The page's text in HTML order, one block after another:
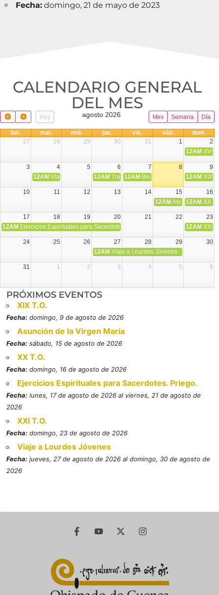
Fecha: domingo, 21 de mayo de 2023
CALENDARIO GENERAL
DEL MES​
Hoy Mes Semana Día
agosto 2026
lun. mar. mié. jue. vie. sáb.
dom.
27
28 29 30 31 1
2
12AM XVIII
3 4 5 6 7 8
9
12AM Viaje Diocesano a Japón.
12AM Transfiguración del Señor
12AM Beatos Cruz Laplana,
12AM XIX
10 11 12 13 14 15
16
12AM Asunción de la
12AM XX
17 18 19 20 21 22
23
12AM Ejercicios Espirituales para Sacerdotes. Priego. 12AM XXI
24 25 26 27 28 29
30
12AM Viaje a Lourdes Jóvenes
31 1 2 3 4 5 6
PRÓXIMOS EVENTOS
XIX T.O.
Fecha: domingo, 9 de agosto de 2026
Asunción de la Virgen María
Fecha: sábado, 15 de agosto de 2026
XX T.O.
Fecha: domingo, 16 de agosto de 2026
Ejercicios Espirituales para Sacerdotes. Priego.
Fecha: lunes, 17 de agosto de 2026 al viernes, 21 de agosto de
2026
XXI T.O.
Fecha: domingo, 23 de agosto de 2026
Viaje a Lourdes Jóvenes
Fecha: jueves, 27 de agosto de 2026 al domingo, 30 de agosto de
2026